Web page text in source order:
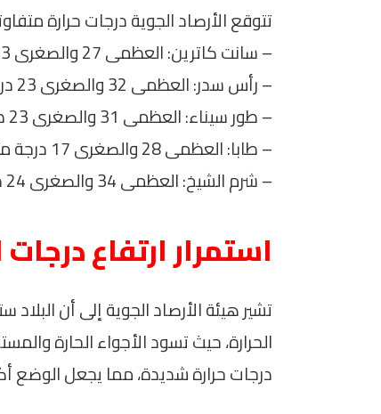
تتوقع الأرصاد الجوية درجات حرارة
– سانت كاترين: العظمى 27 والصغرى 13 درجة مئوية.
– رأس سدر: العظمى 32 والصغرى 23 درجة مئوية.
– طور سيناء: العظمى 31 والصغرى 23 درجة مئوية.
– طابا: العظمى 28 والصغرى 17 درجة مئوية.
– شرم الشيخ: العظمى 34 والصغرى 24 درجة مئوية.
استمرار ارتفاع درجات
تشير هيئة الأرصاد الجوية إلى أن
الحرارة، حيث تسود الأجواء الحارة
درجات حرارة شديدة، مما يجعل الوضع